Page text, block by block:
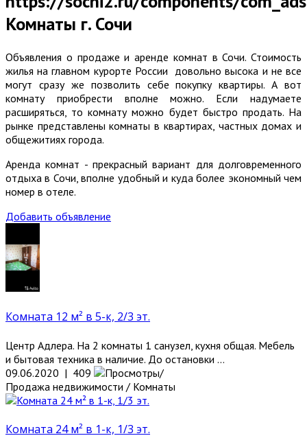
Комнаты г. Сочи
Объявления о продаже и аренде комнат в Сочи. Стоимость
жилья на главном курорте России довольно высока и не все
могут сразу же позволить себе покупку квартиры. А вот
комнату приобрести вполне можно. Если надумаете
расширяться, то комнату можно будет быстро продать. На
рынке представлены комнаты в квартирах, частных домах и
общежитиях города.
Аренда комнат - прекрасный вариант для долговременного
отдыха в Сочи, вполне удобный и куда более экономный чем
номер в отеле.
Добавить объявление
Комната 12 м² в 5-к, 2/3 эт.
Центр Адлера. На 2 комнаты 1 санузел, кухня общая. Мебель
и бытовая техника в наличие. До остановки ...
09.06.2020 | 409
Продажа недвижимости / Комнаты
Комната 24 м² в 1-к, 1/3 эт.